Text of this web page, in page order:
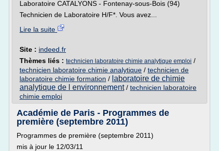
Laboratoire CATALYONS - Fontenay-sous-Bois (94)
Technicien de Laboratoire H/F*. Vous avez...
Lire la suite
Site : indeed.fr
Thèmes liés : technicien laboratoire chimie analytique emploi /
technicien laboratoire chimie analytique / technicien de
laboratoire chimie formation / laboratoire de chimie
analytique de l environnement/ technicien laboratoire
chimie emploi
Académie de Paris - Programmes de
première (septembre 2011)
Programmes de première (septembre 2011)
mis à jour le 12/03/11